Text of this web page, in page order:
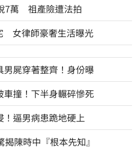
7萬 祖產險遭法拍
女律師豪奢生活曝光
屍穿著整齊！身份曝
撞！下半身輾碎慘死
逼男病患跪地硬上
陳時中『根本先知』